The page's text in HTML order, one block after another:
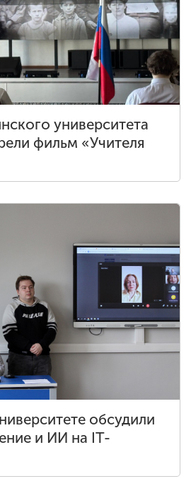
CHI
университета
фильм «Учителя
обсудили
и ИИ на IT-